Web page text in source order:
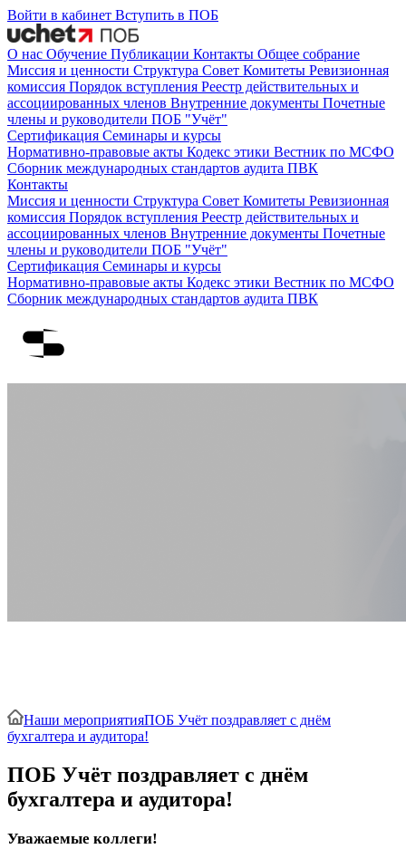
Войти в кабинет Вступить в ПОБ
О нас Обучение Публикации Контакты Общее собрание
Миссия и ценности Структура Совет Комитеты Ревизионная
комиссия Порядок вступления Реестр действительных и
ассоциированных членов Внутренние документы Почетные
члены и руководители ПОБ "Учёт"
Сертификация Семинары и курсы
Нормативно-правовые акты Кодекс этики Вестник по МСФО
Сборник международных стандартов аудита ПВК
Контакты
Миссия и ценности Структура Совет Комитеты Ревизионная
комиссия Порядок вступления Реестр действительных и
ассоциированных членов Внутренние документы Почетные
члены и руководители ПОБ "Учёт"
Сертификация Семинары и курсы
Нормативно-правовые акты Кодекс этики Вестник по МСФО
Сборник международных стандартов аудита ПВК
Наши мероприятияПОБ Учёт поздравляет с днём
бухгалтера и аудитора!
ПОБ Учёт поздравляет с днём
бухгалтера и аудитора!
Уважаемые коллеги!